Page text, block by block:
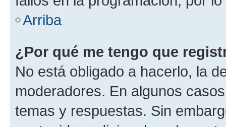
Arriba
¿Por qué me tengo que
No está obligado a hacerlo, la
moderadores. En algunos
temas y respuestas. Sin